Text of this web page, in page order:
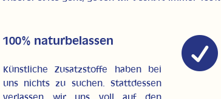
100% naturbelassen
Künstliche Zusatzstoffe haben bei
uns nichts zu suchen. Stattdessen
